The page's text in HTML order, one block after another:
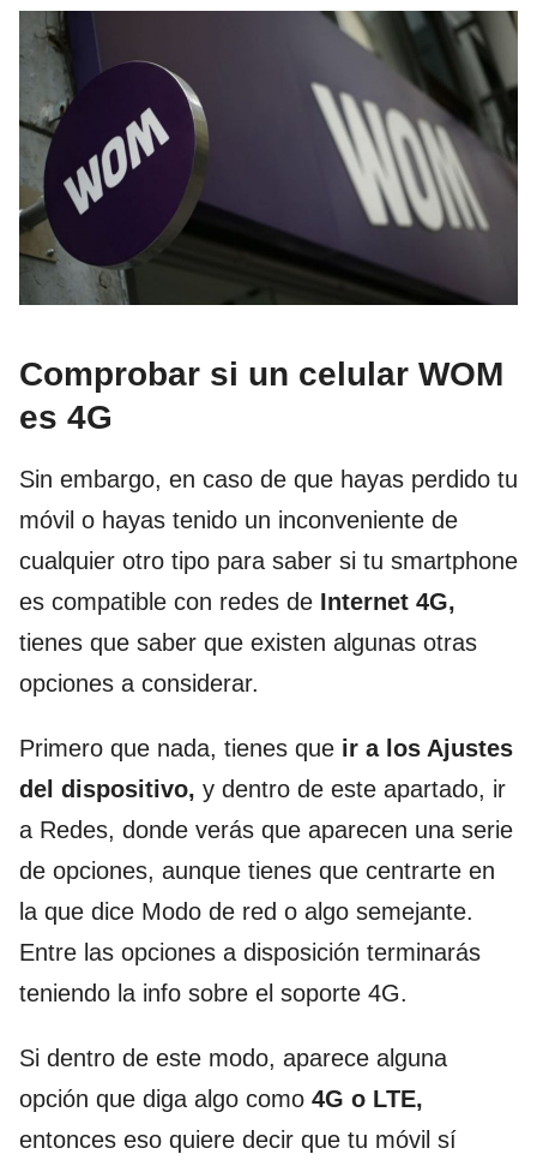
Comprobar si un celular WOM
es 4G
Sin embargo, en caso de que hayas perdido tu
móvil o hayas tenido un inconveniente de
cualquier otro tipo para saber si tu smartphone
es compatible con redes de Internet 4G,
tienes que saber que existen algunas otras
opciones a considerar.
Primero que nada, tienes que ir a los Ajustes
del dispositivo, y dentro de este apartado, ir
a Redes, donde verás que aparecen una serie
de opciones, aunque tienes que centrarte en
la que dice Modo de red o algo semejante.
Entre las opciones a disposición terminarás
teniendo la info sobre el soporte 4G.
Si dentro de este modo, aparece alguna
opción que diga algo como 4G o LTE,
entonces eso quiere decir que tu móvil sí